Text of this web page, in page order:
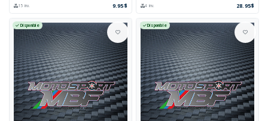
15 inv. 9.95$ 4 inv. 28.95$
Disponible Disponible